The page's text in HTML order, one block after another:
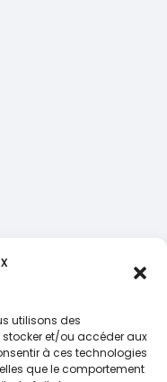
utilisons des
et/ou accéder aux
à ces technologies
que le comportement